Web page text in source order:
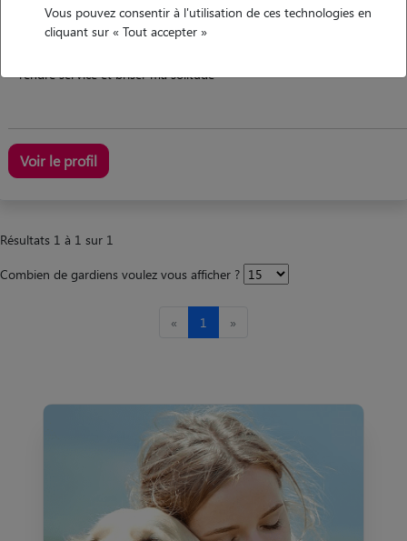
rendre service et briser ma solitude
Voir le profil
Résultats 1 à 1 sur 1
Combien de gardiens voulez vous afficher ?
« 1 »
Vous pouvez consentir à l'utilisation de ces technologies en
cliquant sur « Tout accepter »